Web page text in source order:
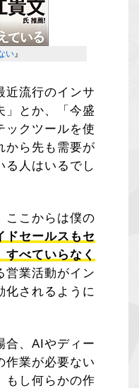
い』
近流行のインサ
」とか、「今盛
ックツールを使
から先も需要が
る人はいるでし
ここからは僕の
ドセールスもセ
べていらなく
営業活動がイン
化されるように
合、AIやディー
作業が必要ない
もし何らかの作